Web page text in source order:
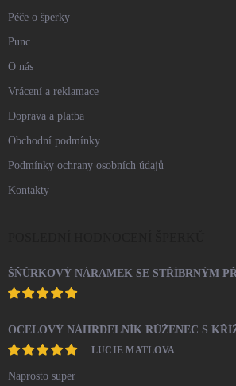
Péče o šperky
Punc
O nás
Vrácení a reklamace
Doprava a platba
Obchodní podmínky
Podmínky ochrany osobních údajů
Kontakty
LUCIE MATLOVA
Naprosto super